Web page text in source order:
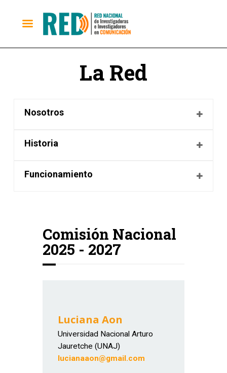
La Red
Nosotros
Historia
Funcionamiento
Comisión Nacional
2025 - 2027
Luciana Aon
Universidad Nacional Arturo
Jauretche (UNAJ)
lucianaaon@gmail.com